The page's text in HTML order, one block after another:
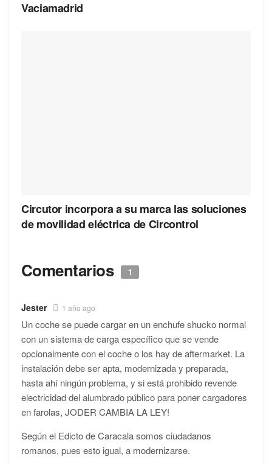
Vaciamadrid
Circutor incorpora a su marca las soluciones
de movilidad eléctrica de Circontrol
Comentarios 1
Jester 1 año ago
Un coche se puede cargar en un enchufe shucko normal
con un sistema de carga específico que se vende
opcionalmente con el coche o los hay de aftermarket. La
instalación debe ser apta, modernizada y preparada,
hasta ahí ningún problema, y si está prohibido revende
electricidad del alumbrado público para poner cargadores
en farolas, JODER CAMBIA LA LEY!
Según el Edicto de Caracala somos ciudadanos
romanos, pues esto igual, a modernizarse.